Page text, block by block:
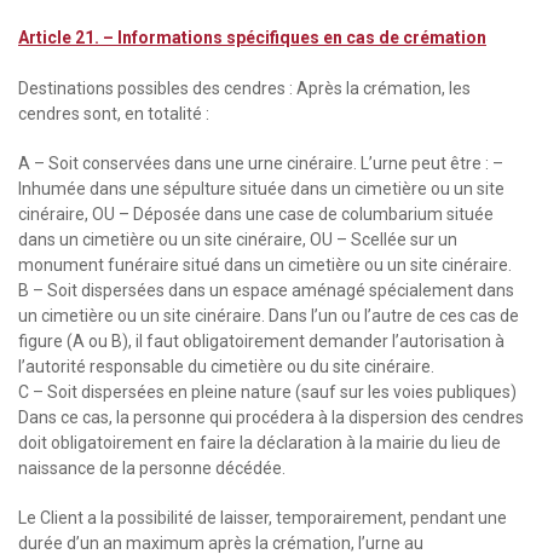
Article 21. – Informations spécifiques en cas de crémation
Destinations possibles des cendres : Après la crémation, les
cendres sont, en totalité :
A – Soit conservées dans une urne cinéraire. L’urne peut être : –
Inhumée dans une sépulture située dans un cimetière ou un site
cinéraire, OU – Déposée dans une case de columbarium située
dans un cimetière ou un site cinéraire, OU – Scellée sur un
monument funéraire situé dans un cimetière ou un site cinéraire.
B – Soit dispersées dans un espace aménagé spécialement dans
un cimetière ou un site cinéraire. Dans l’un ou l’autre de ces cas de
figure (A ou B), il faut obligatoirement demander l’autorisation à
l’autorité responsable du cimetière ou du site cinéraire.
C – Soit dispersées en pleine nature (sauf sur les voies publiques)
Dans ce cas, la personne qui procédera à la dispersion des cendres
doit obligatoirement en faire la déclaration à la mairie du lieu de
naissance de la personne décédée.
Le Client a la possibilité de laisser, temporairement, pendant une
durée d’un an maximum après la crémation, l’urne au